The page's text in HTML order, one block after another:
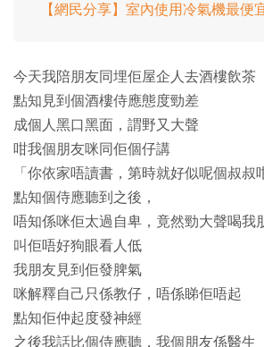
【網民分享】室內使用冷氣機最便
今天我陪朋友同埋佢屋企人去酒樓飲茶
點知見到個酒樓侍應態度勁差
成個人黑口黑面，謂野又大聲
咁我個朋友咪同佢個仔講
「你依家唔讀書，第時就好似呢個叔叔
點知個侍應聽到之後，
唔知係咪佢太過自卑，竟然勁大聲喝我
叫佢唔好狗眼看人低
我朋友見到佢發脾氣
咪解釋自己只係教仔，唔係睇佢唔起
點知佢仲起度發神經
之後我話比個侍應聽，我個朋友係醫生